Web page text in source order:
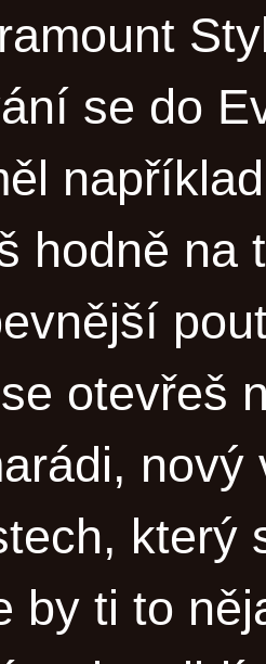
se do
hodně na
otevřeš
který
by ti to